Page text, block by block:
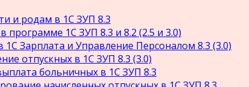
и родам в 1С ЗУП 8.3
программе 1С ЗУП 8.3 и 8.2 (2.5 и 3.0)
1С Зарплата и Управление Персоналом 8.3 (3.0)
отпускных в 1С ЗУП 8.3 (3.0)
больничных в 1С ЗУП 8.3